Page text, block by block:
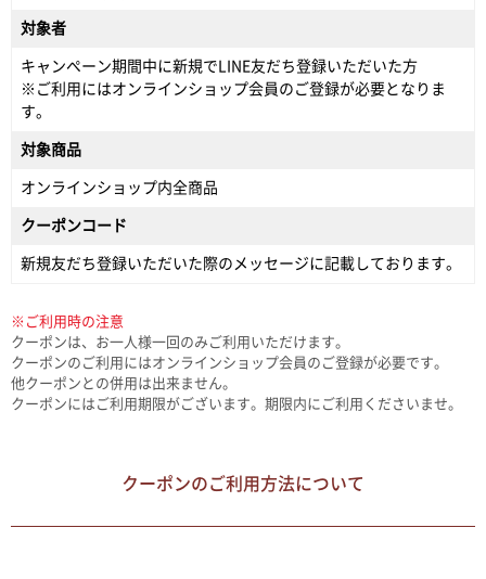
対象者
キャンペーン期間中に新規でLINE友だち登録いただいた方
※ご利用にはオンラインショップ会員のご登録が必要となりま
す。
対象商品
オンラインショップ内全商品
クーポンコード
新規友だち登録いただいた際のメッセージに記載しております。
※ご利用時の注意
クーポンは、お一人様一回のみご利用いただけます。
クーポンのご利用にはオンラインショップ会員のご登録が必要です。
他クーポンとの併用は出来ません。
クーポンにはご利用期限がございます。期限内にご利用くださいませ。
クーポンのご利用方法について